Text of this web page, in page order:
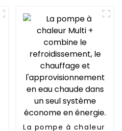
Copeland
La pompe à chaleur